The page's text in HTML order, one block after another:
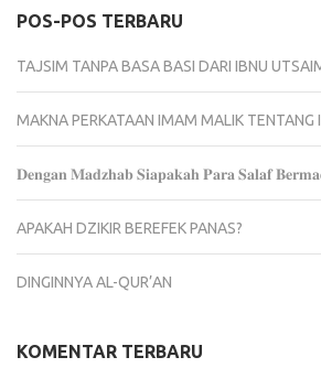
POS-POS TERBARU
TAJSIM TANPA BASA BASI DARI IBNU
MAKNA PERKATAAN IMAM MALIK TENTANG
𝐃𝐞𝐧𝐠𝐚𝐧 𝐌𝐚𝐝𝐳𝐡𝐚𝐛 𝐒𝐢𝐚𝐩𝐚𝐤𝐚𝐡 𝐏𝐚𝐫𝐚 𝐒𝐚𝐥𝐚𝐟
APAKAH DZIKIR BEREFEK PANAS?
DINGINNYA AL-QUR’AN
KOMENTAR TERBARU